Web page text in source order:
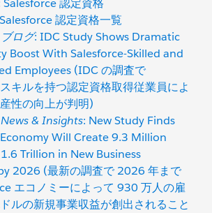
Salesforce 認定資格
認定資格一覧
ログ: IDC Study Shows Dramatic
Boost With Salesforce-Skilled and
Employees (IDC の調査で
キルを持つ認定資格取得従業員によ
性の向上が判明)
& Insights: New Study Finds
Will Create 9.3 Million
Trillion in New Business
2026 (最新の調査で 2026 年まで
エコノミーによって 930 万人の雇
ルの新規事業収益が創出されること